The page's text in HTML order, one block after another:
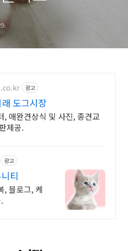
광고
도그시장
, 애완견상식 및 사진, 종견교
제공.
광고
티
, 블로그, 케